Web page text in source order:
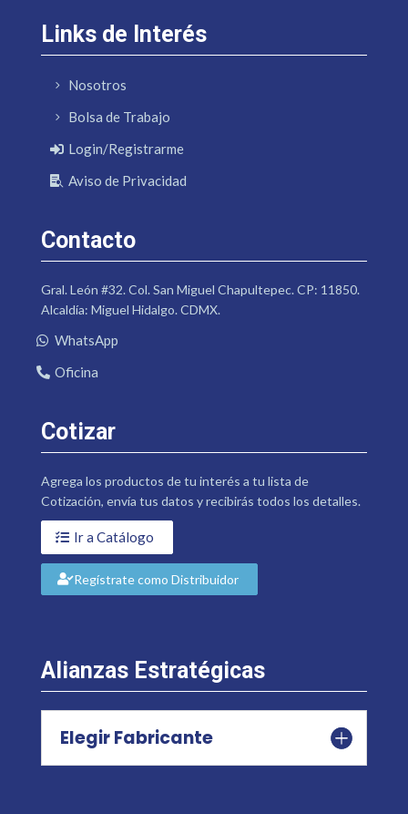
Links de Interés
Nosotros
Bolsa de Trabajo
Login/Registrarme
Aviso de Privacidad
Contacto
Gral. León #32. Col. San Miguel Chapultepec. CP: 11850.
Alcaldía: Miguel Hidalgo. CDMX.
WhatsApp
Oficina
Cotizar
Agrega los productos de tu interés a tu lista de
Cotización, envía tus datos y recibirás todos los detalles.
Ir a Catálogo
Regístrate como Distribuidor
Alianzas Estratégicas
Elegir Fabricante